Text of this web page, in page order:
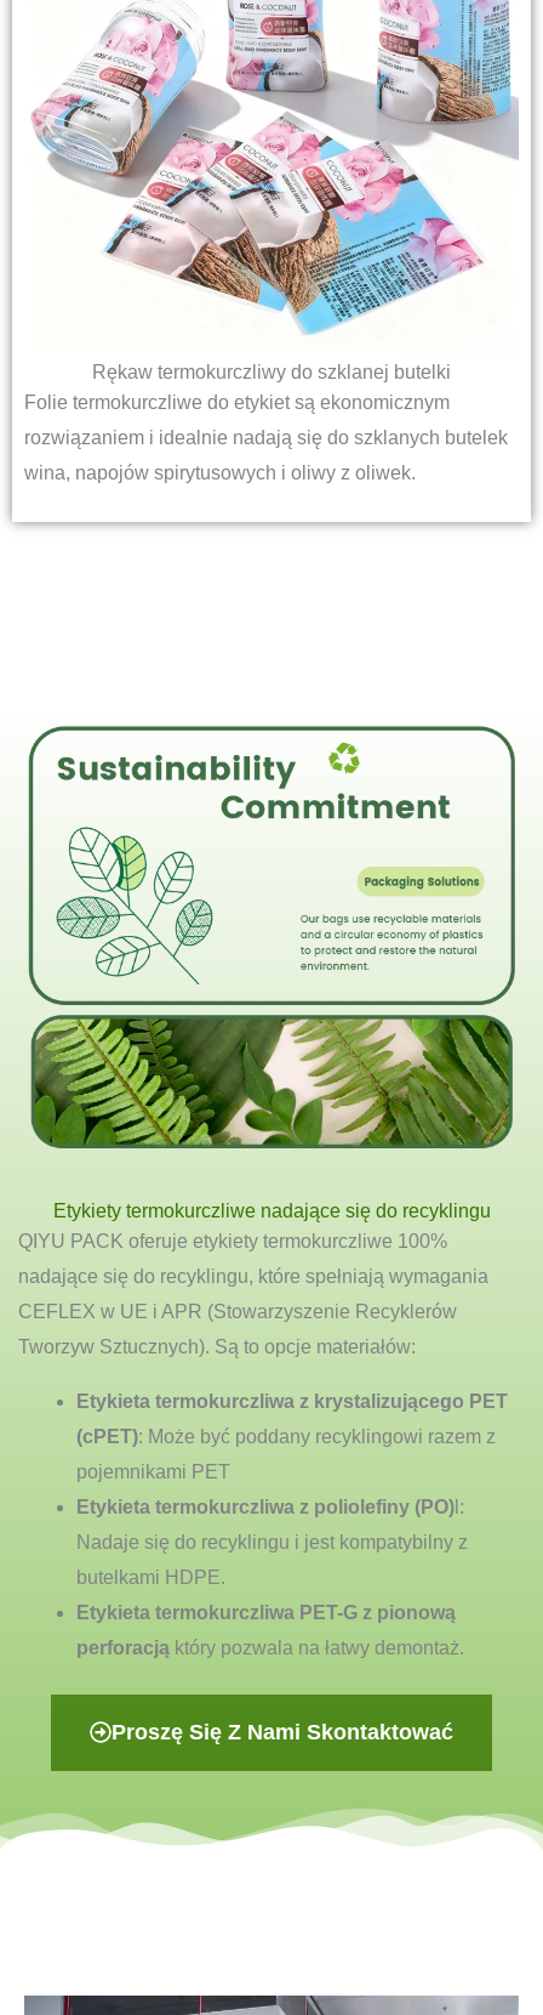
Rękaw termokurczliwy do szklanej butelki
Folie termokurczliwe do etykiet są ekonomicznym
rozwiązaniem i idealnie nadają się do szklanych butelek
wina, napojów spirytusowych i oliwy z oliwek.
Etykiety termokurczliwe nadające się do recyklingu
QIYU PACK oferuje etykiety termokurczliwe 100%
nadające się do recyklingu, które spełniają wymagania
CEFLEX w UE i APR (Stowarzyszenie Recyklerów
Tworzyw Sztucznych). Są to opcje materiałów:
Etykieta termokurczliwa z krystalizującego PET
(cPET): Może być poddany recyklingowi razem z
pojemnikami PET
Etykieta termokurczliwa z poliolefiny (PO) l:
Nadaje się do recyklingu i jest kompatybilny z
butelkami HDPE.
Etykieta termokurczliwa PET-G z pionową
perforacją który pozwala na łatwy demontaż.
Proszę Się Z Nami Skontaktować